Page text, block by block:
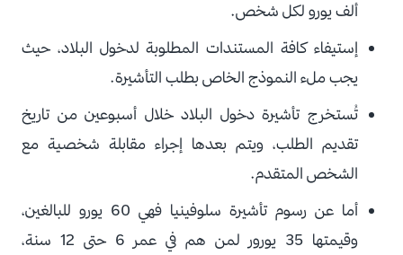
ألف يورو لكل شخص.
إستيفاء كافة المستندات المطلوبة لدخول البلاد، حيث
يجب ملء النموذج الخاص بطلب التأشيرة.
تُستخرج تأشيرة دخول البلاد خلال أسبوعين من تاريخ
تقديم الطلب، ويتم بعدها إجراء مقابلة شخصية مع
الشخص المتقدم.
أما عن رسوم تأشيرة سلوفينيا فهي 60 يورو للبالغين،
وقيمتها 35 يورور لمن هم في عمر 6 حتى 12 سنة،